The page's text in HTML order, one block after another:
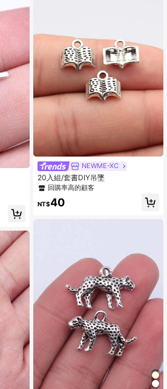
NEWME-XC
20入組/套書DIY吊墜
回購率高的顧客
NT$40